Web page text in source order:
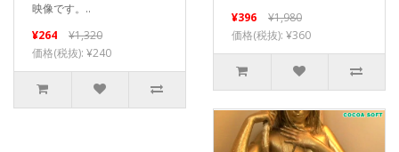
映像です。..
¥264
¥1,320
価格(税抜): ¥240
¥396
¥1,980
価格(税抜): ¥360